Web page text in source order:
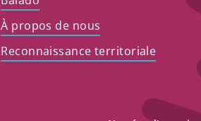
À propos de nous
Reconnaissance territoriale